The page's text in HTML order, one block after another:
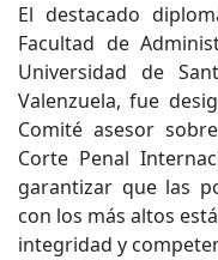
El destacado
Facultad de
Universidad de
Valenzuela, fue
Comité asesor
Corte Penal
garantizar que las
con los más altos
integridad y